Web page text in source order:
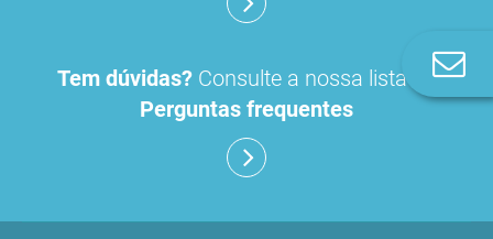
Tem dúvidas? Consulte a nossa lista de
Perguntas frequentes